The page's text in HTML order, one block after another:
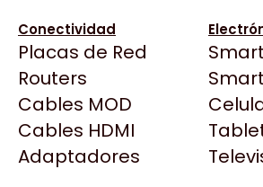
Conectividad
Placas de Red
Routers
Cables MOD
Cables HDMI
Adaptadores
Deepcool
Dell
EVGA
Gamemax
Genesis
Genius
Click Gaming
Compufan Store
Dinobyte
Full H4rd
Gaming City
Gezatek